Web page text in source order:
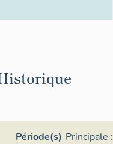
Période(s) Principale :